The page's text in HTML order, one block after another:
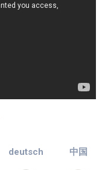
deutsch 中国